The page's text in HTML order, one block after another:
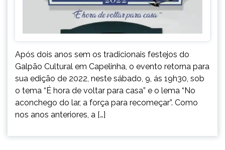
Após dois anos sem os tradicionais festejos do
Galpão Cultural em Capelinha, o evento retorna para
sua edição de 2022, neste sábado, 9, ás 19h30, sob
o tema “É hora de voltar para casa” e o lema “No
aconchego do lar, a força para recomeçar”. Como
nos anos anteriores, a […]